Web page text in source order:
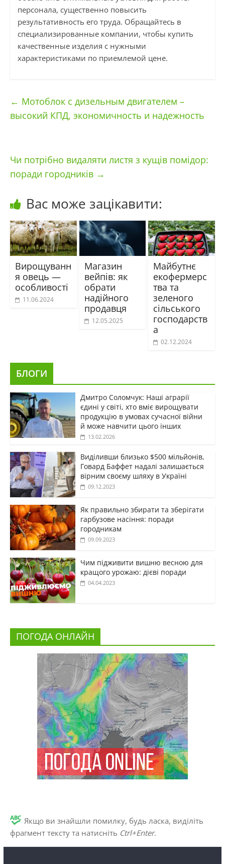
персонала, существенно повысить
результативность его труда. Обращайтесь в
специализированные компании, чтобы купить
качественные изделия с нужными
характеристиками по приемлемой цене.
← Мотоблок с дизельным двигателем –
высокий КПД, экономичность и надежность
Чи потрібно видаляти листя з кущів помідор:
поради городників →
Вас може зацікавити:
Вирощуванн
я овець —
особливості
11.06.2024
Магазин
вейпів: як
обрати
надійного
продавця
12.05.2025
Майбутнє
екофермерс
тва та
зеленого
сільського
господарств
а
02.12.2024
БЛОГИ
Дмитро Соломчук: Наші аграрії
єдині у світі, хто вміє вирощувати
продукцію в умовах сучасної війни
й може навчити цього інших
13.02.2026
Виділивши близько $500 мільйонів,
Говард Баффет надалі залишається
вірним своєму шляху в Україні
09.12.2023
Як правильно збирати та зберігати
гарбузове насіння: поради
городникам
09.09.2023
Чим підживити вишню весною для
кращого урожаю: дієві поради
04.04.2023
ПОГОДА ОНЛАЙН
Якщо ви знайшли помилку, будь ласка, виділіть
фрагмент тексту та натисніть Ctrl+Enter.